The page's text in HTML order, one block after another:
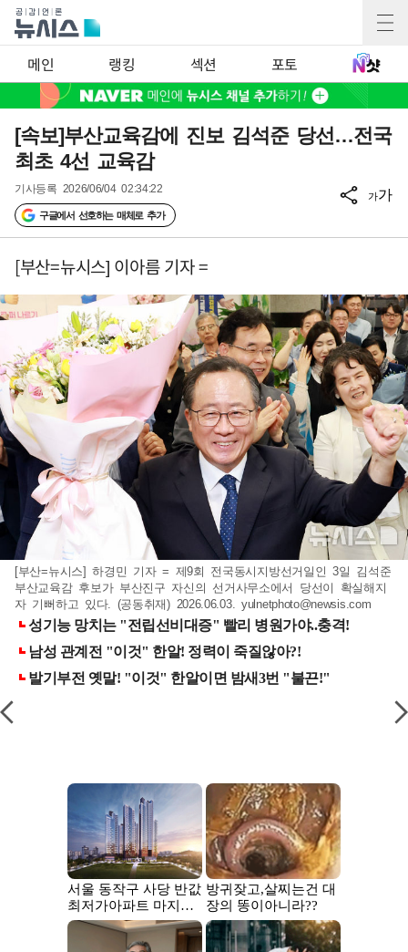
메인 랭킹 섹션 포토
[속보]부산교육감에 진보 김석준 당선…전국
최초 4선 교육감
기사등록 2026/06/04 02:34:22
구글에서 선호하는 매체로 추가
가가
[부산=뉴시스] 이아름 기자 =
[부산=뉴시스] 하경민 기자 = 제9회 전국동시지방선거일인 3일 김석준
부산교육감 후보가 부산진구 자신의 선거사무소에서 당선이 확실해지
자 기뻐하고 있다. (공동취재) 2026.06.03. yulnetphoto@newsis.com